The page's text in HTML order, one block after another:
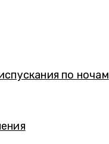
по ночам